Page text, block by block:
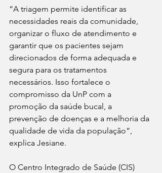
“A triagem permite identificar as
necessidades reais da comunidade,
organizar o fluxo de atendimento e
garantir que os pacientes sejam
direcionados de forma adequada e
segura para os tratamentos
necessários. Isso fortalece o
compromisso da UnP com a
promoção da saúde bucal, a
prevenção de doenças e a melhoria da
qualidade de vida da população”,
explica Jesiane.
O Centro Integrado de Saúde (CIS)